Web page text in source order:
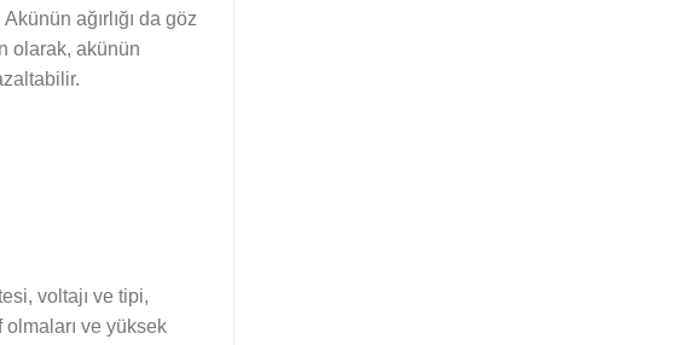
ağırlığı da göz
olarak, akünün
voltajı ve tipi,
ve yüksek